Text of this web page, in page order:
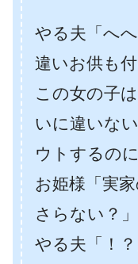
やる夫「へ
違いお供も
この女の子
いに違いな
ウトするの
お姫様「実
さらない？」
やる夫「！？